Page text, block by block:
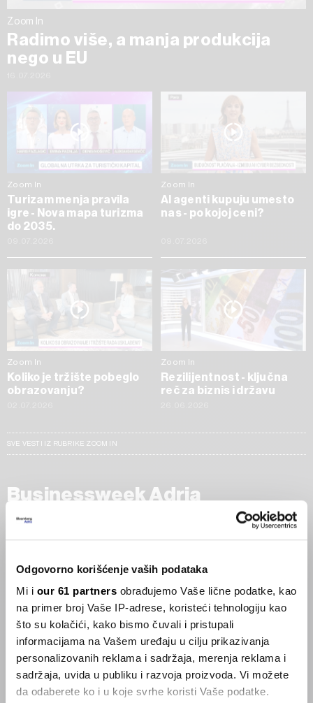
Odgovorno korišćenje vaših podataka
Mi i our 61 partners obrađujemo Vaše lične podatke, kao
na primer broj Vaše IP-adrese, koristeći tehnologiju kao
što su kolačići, kako bismo čuvali i pristupali
informacijama na Vašem uređaju u cilju prikazivanja
personalizovanih reklama i sadržaja, merenja reklama i
sadržaja, uvida u publiku i razvoja proizvoda. Vi možete
da odaberete ko i u koje svrhe koristi Vaše podatke.
Zoom In
Radimo više, a manja produkcija
nego u EU
Zoom In
Turizam menja pravila
igre - Nova mapa turizma
do 2035.
Zoom In
AI agenti kupuju umesto
nas - po kojoj ceni?
Zoom In
Koliko je tržište pobeglo
obrazovanju?
Zoom In
Rezilijentnost - ključna
reč za biznis i državu
SVE VESTI IZ RUBRIKE ZOOM IN
Businessweek Adria
Korisnici GLP-1 lijekova mršave,
ekonomija se deblja
Visok trošak selidbe kompanija iz Kine
Privatni letovi postaju dostupan
luksuz